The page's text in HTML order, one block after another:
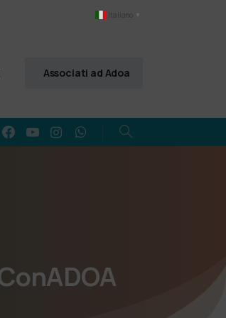
Italiano ▼
Associati ad Adoa